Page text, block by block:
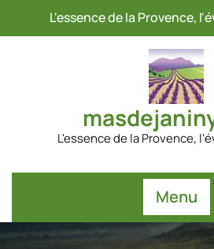
L'essence de la Provence,
L'essence de la Provence,
Menu